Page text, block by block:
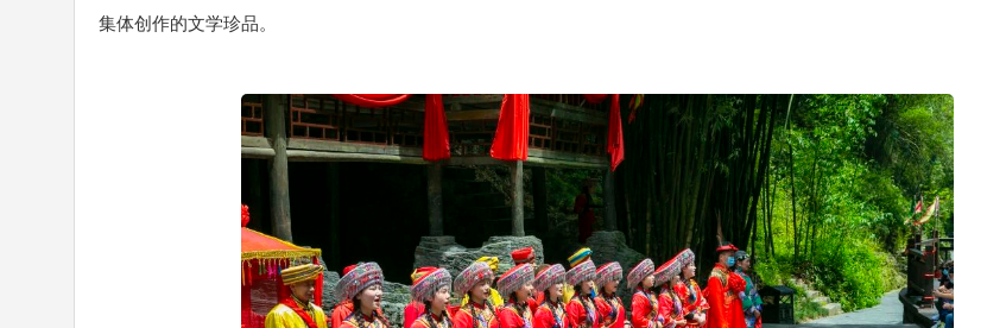
集体创作的文学珍品。